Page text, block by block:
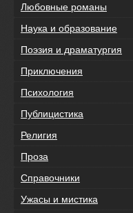
Любовные романы
Наука и образование
Поэзия и драматургия
Приключения
Психология
Публицистика
Религия
Проза
Справочники
Ужасы и мистика